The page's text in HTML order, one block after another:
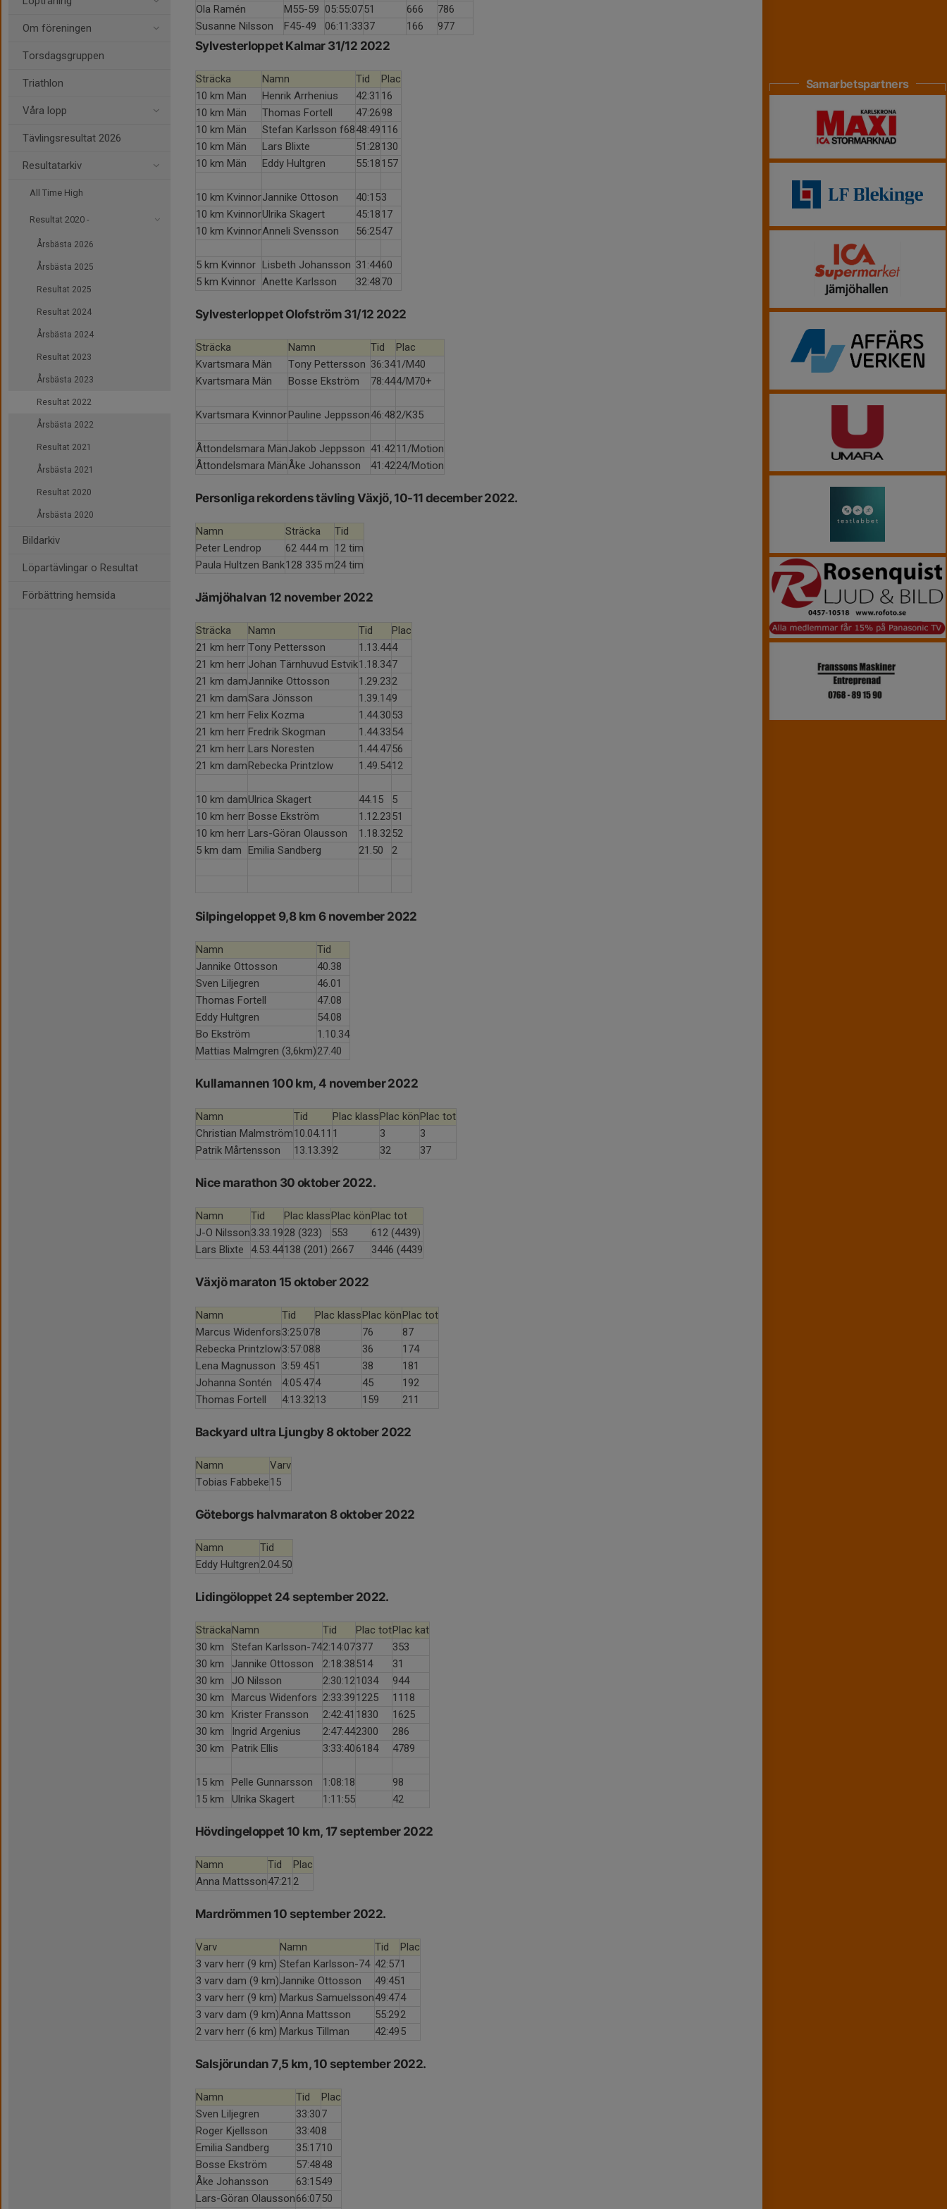
Om föreningen
Torsdagsgruppen
Triathlon
Våra lopp
Tävlingsresultat 2026
Resultatarkiv
All Time High
Resultat 2020 -
Årsbästa 2026
Årsbästa 2025
Resultat 2025
Resultat 2024
Årsbästa 2024
Resultat 2023
Årsbästa 2023
Resultat 2022
Årsbästa 2022
Resultat 2021
Årsbästa 2021
Resultat 2020
Årsbästa 2020
Bildarkiv
Löpartävlingar o Resultat
Förbättring hemsida
Ola Ramén
M55-59 05:55:0751 666
786
Susanne Nilsson
F45-49 06:11:3337 166 977
Sylvesterloppet Kalmar 31/12 2022
Sträcka Namn Tid
Plac
10 km Män
Henrik Arrhenius 42:31 16
10 km Män
Thomas Fortell 47:2698
10 km Män
Stefan Karlsson f6848:49116
10 km Män
Lars Blixte 51:28130
10 km Män
Eddy Hultgren 55:18157
10 km KvinnorJannike Ottoson 40:153
10 km KvinnorUlrika Skagert 45:1817
10 km KvinnorAnneli Svensson 56:2547
5 km Kvinnor Lisbeth Johansson 31:4460
5 km Kvinnor Anette Karlsson 32:4870
Sylvesterloppet Olofström 31/12 2022
Sträcka Namn Tid
Plac
Kvartsmara Män
Tony Pettersson 36:341/M40
Kvartsmara Män
Bosse Ekström 78:444/M70+
Kvartsmara KvinnorPauline Jeppsson46:482/K35
Åttondelsmara MänJakob Jeppsson 41:4211/Motion
Åttondelsmara MänÅke Johansson 41:4224/Motion
Personliga rekordens tävling Växjö, 10-11 december 2022.
Namn Sträcka
Tid
Peter Lendrop
62 444 m
12 tim
Paula Hultzen Bank128 335 m24 tim
Jämjöhalvan 12 november 2022
Sträcka Namn Tid
Plac
21 km herr Tony Pettersson 1.13.444
21 km herr Johan Tärnhuvud Estvik1.18.347
21 km damJannike Ottosson 1.29.232
21 km damSara Jönsson 1.39.149
21 km herr Felix Kozma 1.44.3053
21 km herr Fredrik Skogman 1.44.3354
21 km herr Lars Noresten 1.44.4756
21 km damRebecka Printzlow 1.49.5412
10 km damUlrica Skagert 44.15
5
10 km herr Bosse Ekström 1.12.2351
10 km herr Lars-Göran Olausson 1.18.3252
5 km dam Emilia Sandberg 21.50 2
Silpingeloppet 9,8 km 6 november 2022
Namn
Tid
Jannike Ottosson
40.38
Sven Liljegren
46.01
Thomas Fortell
47.08
Eddy Hultgren
54.08
Bo Ekström
1.10.34
Mattias Malmgren (3,6km)27.40
Kullamannen 100 km, 4 november 2022
Namn Tid Plac klassPlac könPlac tot
Christian Malmström10.04.11 1 3
3
Patrik Mårtensson
13.13.392 32 37
Nice marathon 30 oktober 2022.
Namn Tid Plac klassPlac könPlac tot
J-O Nilsson3.33.1928 (323) 553
612 (4439)
Lars Blixte
4.53.44138 (201) 2667 3446 (4439
Växjö maraton 15 oktober 2022
Namn Tid Plac klassPlac könPlac tot
Marcus Widenfors3:25:078 76
87
Rebecka Printzlow3:57:088 36
174
Lena Magnusson
3:59:451 38
181
Johanna Sontén
4:05:474 45
192
Thomas Fortell
4:13:3213 159 211
Backyard ultra Ljungby 8 oktober 2022
Namn
Varv
Tobias Fabbeke15
Göteborgs halvmaraton 8 oktober 2022
Namn
Tid
Eddy Hultgren2.04.50
Lidingöloppet 24 september 2022.
SträckaNamn Tid Plac totPlac kat
30 km
Stefan Karlsson-742:14:07377
353
30 km
Jannike Ottosson 2:18:38514
31
30 km
JO Nilsson 2:30:121034
944
30 km
Marcus Widenfors 2:33:391225
1118
30 km
Krister Fransson 2:42:41 1830
1625
30 km
Ingrid Argenius 2:47:442300
286
30 km
Patrik Ellis 3:33:406184 4789
15 km Pelle Gunnarsson 1:08:18
98
15 km
Ulrika Skagert 1:11:55 42
Hövdingeloppet 10 km, 17 september 2022
Namn Tid
Plac
Anna Mattsson47:21 2
Mardrömmen 10 september 2022.
Varv Namn Tid
Plac
3 varv herr (9 km) Stefan Karlsson-74 42:571
3 varv dam (9 km)Jannike Ottosson 49:451
3 varv herr (9 km) Markus Samuelsson49:474
3 varv dam (9 km)Anna Mattsson 55:292
2 varv herr (6 km) Markus Tillman 42:495
Salsjörundan 7,5 km, 10 september 2022.
Namn Tid
Plac
Sven Liljegren
33:307
Roger Kjellsson
33:408
Emilia Sandberg
35:1710
Bosse Ekström
57:4848
Åke Johansson
63:1549
Lars-Göran Olausson66:0750
Samarbetspartners